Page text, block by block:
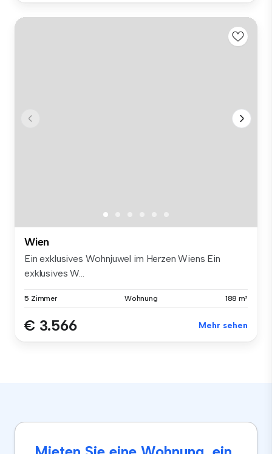
Wien
Ein exklusives Wohnjuwel im Herzen Wiens Ein
exklusives W...
5 Zimmer Wohnung 188 m²
€ 3.566 Mehr sehen